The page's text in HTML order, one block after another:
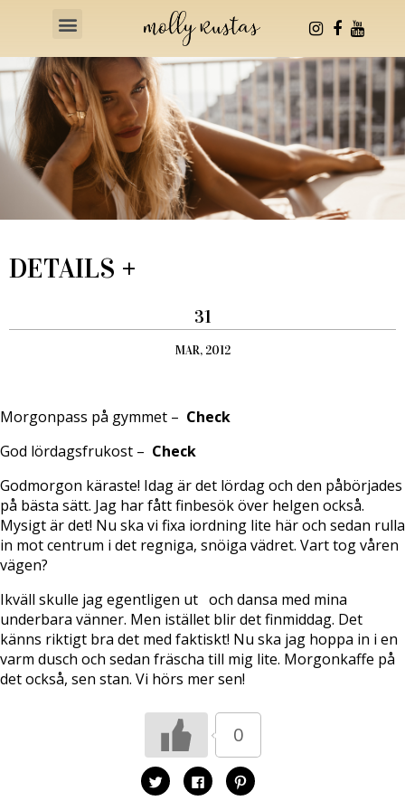
DETAILS +
31
MAR, 2012
Morgonpass på gymmet – Check
God lördagsfrukost – Check
Godmorgon käraste! Idag är det lördag och den påbörjades
på bästa sätt. Jag har fått finbesök över helgen också.
Mysigt är det! Nu ska vi fixa iordning lite här och sedan rulla
in mot centrum i det regniga, snöiga vädret. Vart tog våren
vägen?
Ikväll skulle jag egentligen ut och dansa med mina
underbara vänner. Men istället blir det finmiddag. Det
känns riktigt bra det med faktiskt! Nu ska jag hoppa in i en
varm dusch och sedan fräscha till mig lite. Morgonkaffe på
det också, sen stan. Vi hörs mer sen!
0
K
l
K
l
K
l